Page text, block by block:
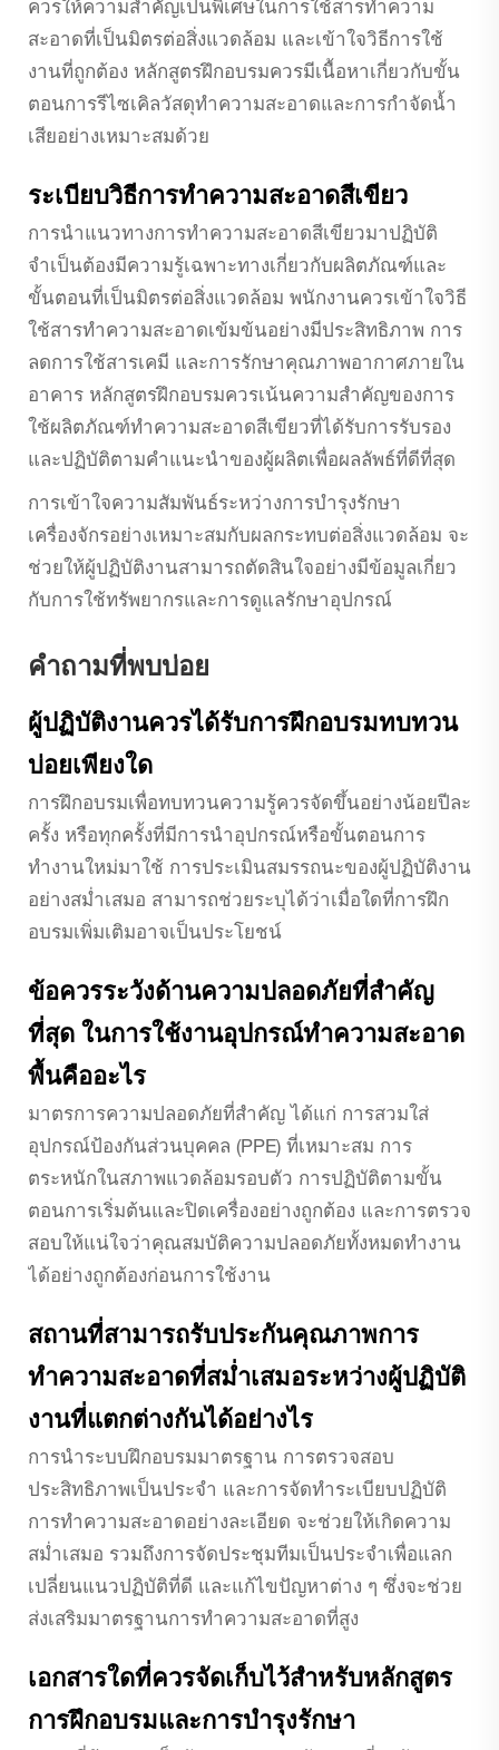
ควรให้ความสำคัญเป็นพิเศษในการใช้สารทำความ
สะอาดที่เป็นมิตรต่อสิ่งแวดล้อม และเข้าใจวิธีการใช้
งานที่ถูกต้อง หลักสูตรฝึกอบรมควรมีเนื้อหาเกี่ยวกับขั้น
ตอนการรีไซเคิลวัสดุทำความสะอาดและการกำจัดน้ำ
เสียอย่างเหมาะสมด้วย
ระเบียบวิธีการทำความสะอาดสีเขียว
การนำแนวทางการทำความสะอาดสีเขียวมาปฏิบัติ
จำเป็นต้องมีความรู้เฉพาะทางเกี่ยวกับผลิตภัณฑ์และ
ขั้นตอนที่เป็นมิตรต่อสิ่งแวดล้อม พนักงานควรเข้าใจวิธี
ใช้สารทำความสะอาดเข้มข้นอย่างมีประสิทธิภาพ การ
ลดการใช้สารเคมี และการรักษาคุณภาพอากาศภายใน
อาคาร หลักสูตรฝึกอบรมควรเน้นความสำคัญของการ
ใช้ผลิตภัณฑ์ทำความสะอาดสีเขียวที่ได้รับการรับรอง
และปฏิบัติตามคำแนะนำของผู้ผลิตเพื่อผลลัพธ์ที่ดีที่สุด
การเข้าใจความสัมพันธ์ระหว่างการบำรุงรักษา
เครื่องจักรอย่างเหมาะสมกับผลกระทบต่อสิ่งแวดล้อม จะ
ช่วยให้ผู้ปฏิบัติงานสามารถตัดสินใจอย่างมีข้อมูลเกี่ยว
กับการใช้ทรัพยากรและการดูแลรักษาอุปกรณ์
คำถามที่พบบ่อย
ผู้ปฏิบัติงานควรได้รับการฝึกอบรมทบทวน
บ่อยเพียงใด
การฝึกอบรมเพื่อทบทวนความรู้ควรจัดขึ้นอย่างน้อยปีละ
ครั้ง หรือทุกครั้งที่มีการนำอุปกรณ์หรือขั้นตอนการ
ทำงานใหม่มาใช้ การประเมินสมรรถนะของผู้ปฏิบัติงาน
อย่างสม่ำเสมอ สามารถช่วยระบุได้ว่าเมื่อใดที่การฝึก
อบรมเพิ่มเติมอาจเป็นประโยชน์
ข้อควรระวังด้านความปลอดภัยที่สำคัญ
ที่สุด ในการใช้งานอุปกรณ์ทำความสะอาด
พื้นคืออะไร
มาตรการความปลอดภัยที่สำคัญ ได้แก่ การสวมใส่
อุปกรณ์ป้องกันส่วนบุคคล (PPE) ที่เหมาะสม การ
ตระหนักในสภาพแวดล้อมรอบตัว การปฏิบัติตามขั้น
ตอนการเริ่มต้นและปิดเครื่องอย่างถูกต้อง และการตรวจ
สอบให้แน่ใจว่าคุณสมบัติความปลอดภัยทั้งหมดทำงาน
ได้อย่างถูกต้องก่อนการใช้งาน
สถานที่สามารถรับประกันคุณภาพการ
ทำความสะอาดที่สม่ำเสมอระหว่างผู้ปฏิบัติ
งานที่แตกต่างกันได้อย่างไร
การนำระบบฝึกอบรมมาตรฐาน การตรวจสอบ
ประสิทธิภาพเป็นประจำ และการจัดทำระเบียบปฏิบัติ
การทำความสะอาดอย่างละเอียด จะช่วยให้เกิดความ
สม่ำเสมอ รวมถึงการจัดประชุมทีมเป็นประจำเพื่อแลก
เปลี่ยนแนวปฏิบัติที่ดี และแก้ไขปัญหาต่าง ๆ ซึ่งจะช่วย
ส่งเสริมมาตรฐานการทำความสะอาดที่สูง
เอกสารใดที่ควรจัดเก็บไว้สำหรับหลักสูตร
การฝึกอบรมและการบำรุงรักษา